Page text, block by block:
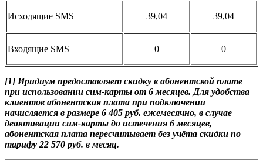
Исходящие SMS 39,04 39,04
Входящие SMS 0 0
[1] Иридиум предоставляет скидку в абонентской плате
при использовании сим-карты от 6 месяцев. Для удобства
клиентов абонентская плата при подключении
начисляется в размере 6 405 руб. ежемесячно, в случае
деактивации сим-карты до истечения 6 месяцев,
абонентская плата пересчитывает без учёта скидки по
тарифу 22 570 руб. в месяц.